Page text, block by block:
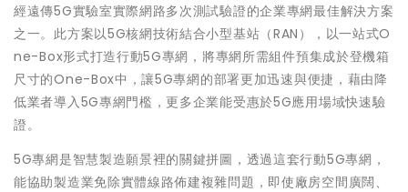
經遠傳5G實驗室實際網路多次測試驗證的企業專網最佳解決方案
之一。此方案以5G核網技術結合小型基站（RAN），以一站式O
ne-Box形式打造行動5G專網，將專網所需組件預集成於登機箱
尺寸的One-Box中，讓5G專網的部署更加迅速與便捷，藉由降
低業者導入5G專網門檻，更多企業能受惠於5G應用場域快速驗
證。
5G專網是智慧製造願景裡的關鍵拼圖，透過這套行動5G專網，
能協助製造業免除實體線路佈建複雜問題，即使廠房空間廣闊、